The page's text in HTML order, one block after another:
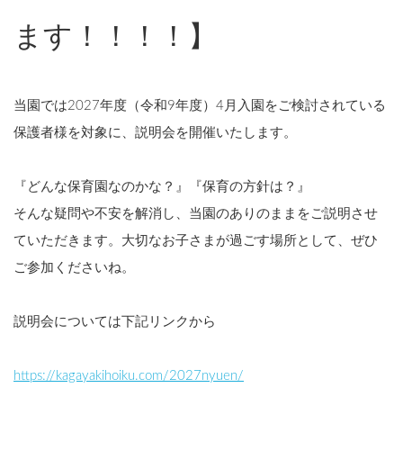
ます！！！！】
当園では2027年度（令和9年度）4月入園をご検討されている
保護者様を対象に、説明会を開催いたします。
『どんな保育園なのかな？』『保育の方針は？』
そんな疑問や不安を解消し、当園のありのままをご説明させ
ていただきます。大切なお子さまが過ごす場所として、ぜひ
ご参加くださいね。
説明会については下記リンクから
https://kagayakihoiku.com/2027nyuen/